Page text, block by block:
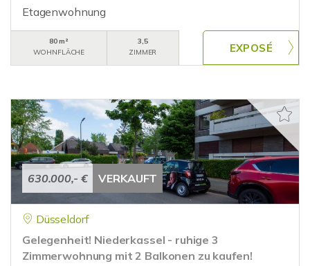
Etagenwohnung
80 m²
WOHNFLÄCHE
3,5
ZIMMER
630.000,- € VERKAUFT
Düsseldorf
Gelegenheit! Niederkassel - ruhige 3
Zimmerwohnung mit 2 Balkonen zu kaufen!